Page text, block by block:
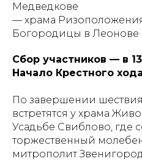
Медведкове
— храма
Богородицы в Леонове
Сбор участников — в
Начало Крестного
По завершении
встретятся у храма
Усадьбе Свиблово, где
торжественный
митрополит